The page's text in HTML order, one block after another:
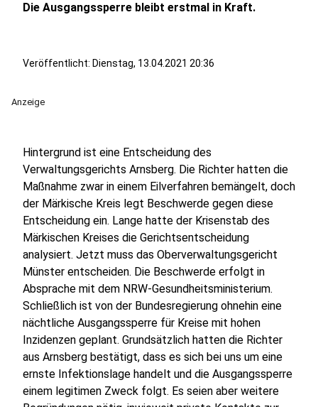
Die Ausgangssperre bleibt erstmal in Kraft.
Veröffentlicht: Dienstag, 13.04.2021 20:36
Anzeige
Hintergrund ist eine Entscheidung des
Verwaltungsgerichts Arnsberg. Die Richter hatten die
Maßnahme zwar in einem Eilverfahren bemängelt, doch
der Märkische Kreis legt Beschwerde gegen diese
Entscheidung ein. Lange hatte der Krisenstab des
Märkischen Kreises die Gerichtsentscheidung
analysiert. Jetzt muss das Oberverwaltungsgericht
Münster entscheiden. Die Beschwerde erfolgt in
Absprache mit dem NRW-Gesundheitsministerium.
Schließlich ist von der Bundesregierung ohnehin eine
nächtliche Ausgangssperre für Kreise mit hohen
Inzidenzen geplant. Grundsätzlich hatten die Richter
aus Arnsberg bestätigt, dass es sich bei uns um eine
ernste Infektionslage handelt und die Ausgangssperre
einem legitimen Zweck folgt. Es seien aber weitere